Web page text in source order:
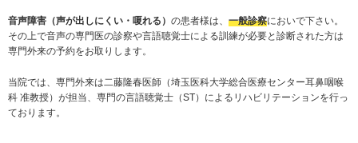
音声障害（声が出しにくい・嗄れる） の患者様は、 一般診察においで下さい。
その上で音声の専門医の診察や言語聴覚士による訓練が必要と診断された方は
専門外来の予約をお取りします。
当院では、専門外来は二藤隆春医師（埼玉医科大学総合医療センター耳鼻咽喉
科 准教授）が担当、専門の言語聴覚士（ST）によるリハビリテーションを行っ
ております。